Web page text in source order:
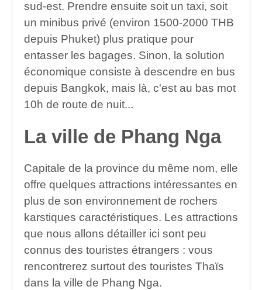
sud-est. Prendre ensuite soit un taxi, soit
un minibus privé (environ 1500-2000 THB
depuis Phuket) plus pratique pour
entasser les bagages. Sinon, la solution
économique consiste à descendre en bus
depuis Bangkok, mais là, c'est au bas mot
10h de route de nuit...
La ville de Phang Nga
Capitale de la province du même nom, elle
offre quelques attractions intéressantes en
plus de son environnement de rochers
karstiques caractéristiques. Les attractions
que nous allons détailler ici sont peu
connus des touristes étrangers : vous
rencontrerez surtout des touristes Thaïs
dans la ville de Phang Nga.